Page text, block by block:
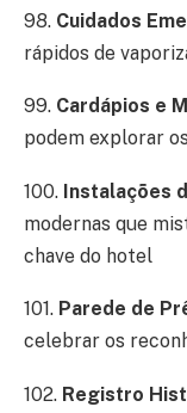
98. Cuidados
rápidos de
99. Cardápios e
podem explorar
100. Instalações
modernas que
chave do hotel
101. Parede de
celebrar os
102. Registro